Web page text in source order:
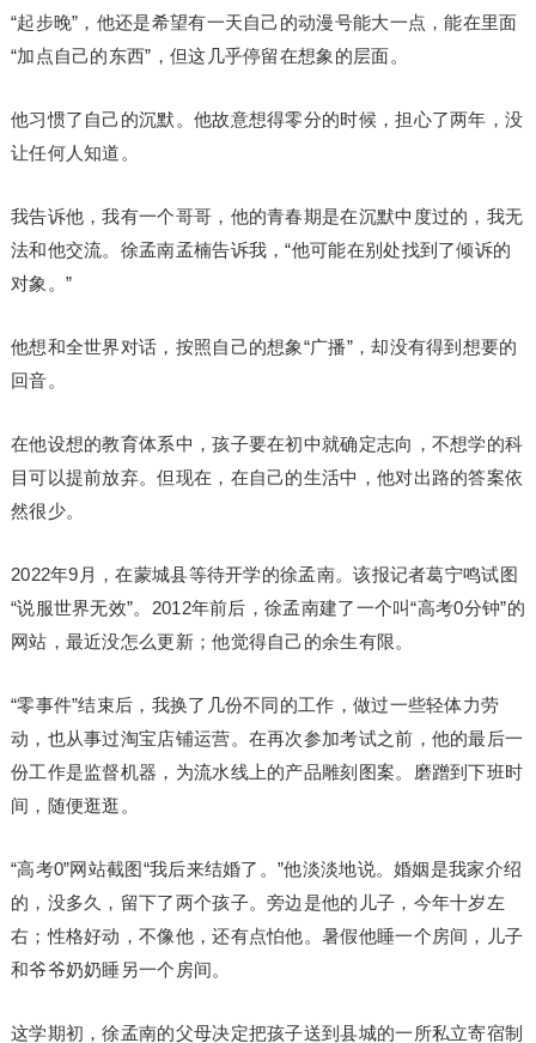
“起步晚”，他还是希望有一天自己的动漫号能大一点，能在里面
“加点自己的东西”，但这几乎停留在想象的层面。
他习惯了自己的沉默。他故意想得零分的时候，担心了两年，没
让任何人知道。
我告诉他，我有一个哥哥，他的青春期是在沉默中度过的，我无
法和他交流。徐孟南孟楠告诉我，“他可能在别处找到了倾诉的
对象。”
他想和全世界对话，按照自己的想象“广播”，却没有得到想要的
回音。
在他设想的教育体系中，孩子要在初中就确定志向，不想学的科
目可以提前放弃。但现在，在自己的生活中，他对出路的答案依
然很少。
2022年9月，在蒙城县等待开学的徐孟南。该报记者葛宁鸣试图
“说服世界无效”。2012年前后，徐孟南建了一个叫“高考0分钟”的
网站，最近没怎么更新；他觉得自己的余生有限。
“零事件”结束后，我换了几份不同的工作，做过一些轻体力劳
动，也从事过淘宝店铺运营。在再次参加考试之前，他的最后一
份工作是监督机器，为流水线上的产品雕刻图案。磨蹭到下班时
间，随便逛逛。
“高考0”网站截图“我后来结婚了。”他淡淡地说。婚姻是我家介绍
的，没多久，留下了两个孩子。旁边是他的儿子，今年十岁左
右；性格好动，不像他，还有点怕他。暑假他睡一个房间，儿子
和爷爷奶奶睡另一个房间。
这学期初，徐孟南的父母决定把孩子送到县城的一所私立寄宿制